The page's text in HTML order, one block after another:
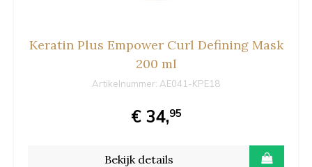
Keratin Plus Empower Curl Defining Mask
200 ml
Artikelnummer: AE041-KPE18
€ 34,95
Bekijk details